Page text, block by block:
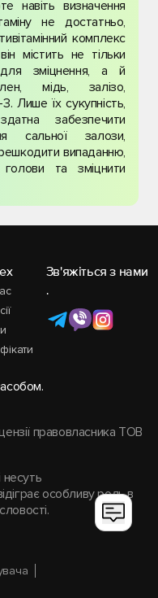
навіть визначення
не достатньо,
комплекс
містить не тільки
для зміцнення, а й
мідь, залізо,
Лише їх сукупність,
забезпечити
сальної залози,
випаданню,
та зміцнити
Зв'яжіться з нами
.
правовласника ТОВ
несуть
особливу роль в